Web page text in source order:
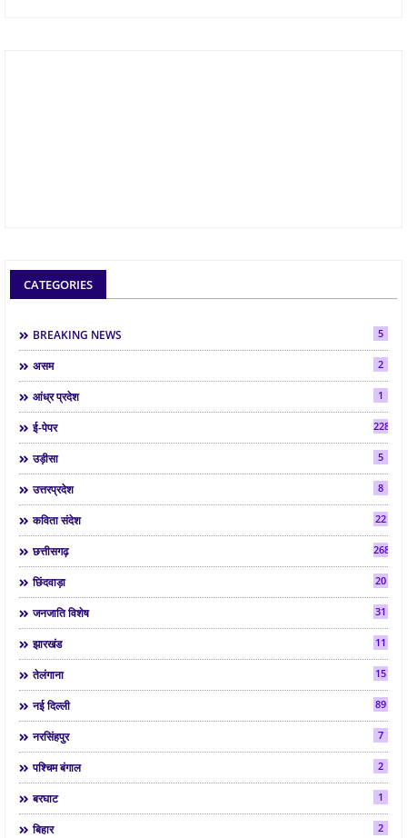
CATEGORIES
BREAKING NEWS 5
असम 2
आंध्र प्रदेश 1
ई-पेपर 2286
उड़ीसा 5
उत्तरप्रदेश 8
कविता संदेश 22
छत्तीसगढ़ 268
छिंदवाड़ा 20
जनजाति विशेष 31
झारखंड 11
तेलंगाना 15
नई दिल्ली 89
नरसिंहपुर 7
पश्चिम बंगाल 2
बरघाट 1
बिहार 2